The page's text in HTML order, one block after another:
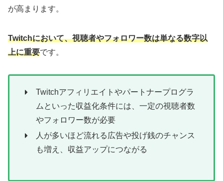
が高まります。
Twitchにおいて、視聴者やフォロワー数は単なる数字以
上に重要です。
Twitchアフィリエイトやパートナープログラ
ムといった収益化条件には、一定の視聴者数
やフォロワー数が必要
人が多いほど流れる広告や投げ銭のチャンス
も増え、収益アップにつながる